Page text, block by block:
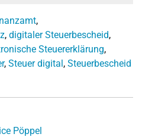
,
, digitaler Steuerbescheid,
Steuererklärung,
, Steuer digital, Steuerbescheid
Pöppel